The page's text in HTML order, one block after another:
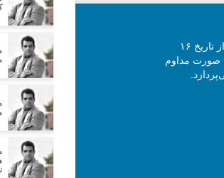
مجله آنلاین موسیقی «گفتگوی هارمونیک»، از تاریخ ۱۶
به صورت مداوم